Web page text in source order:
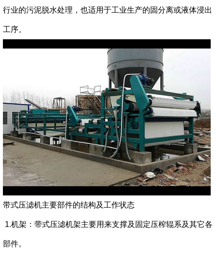
行业的污泥脱水处理，也适用于工业生产的固分离或液体浸出
工序。
带式压滤机主要部件的结构及工作状态
1.机架：带式压滤机架主要用来支撑及固定压榨辊系及其它各
部件。